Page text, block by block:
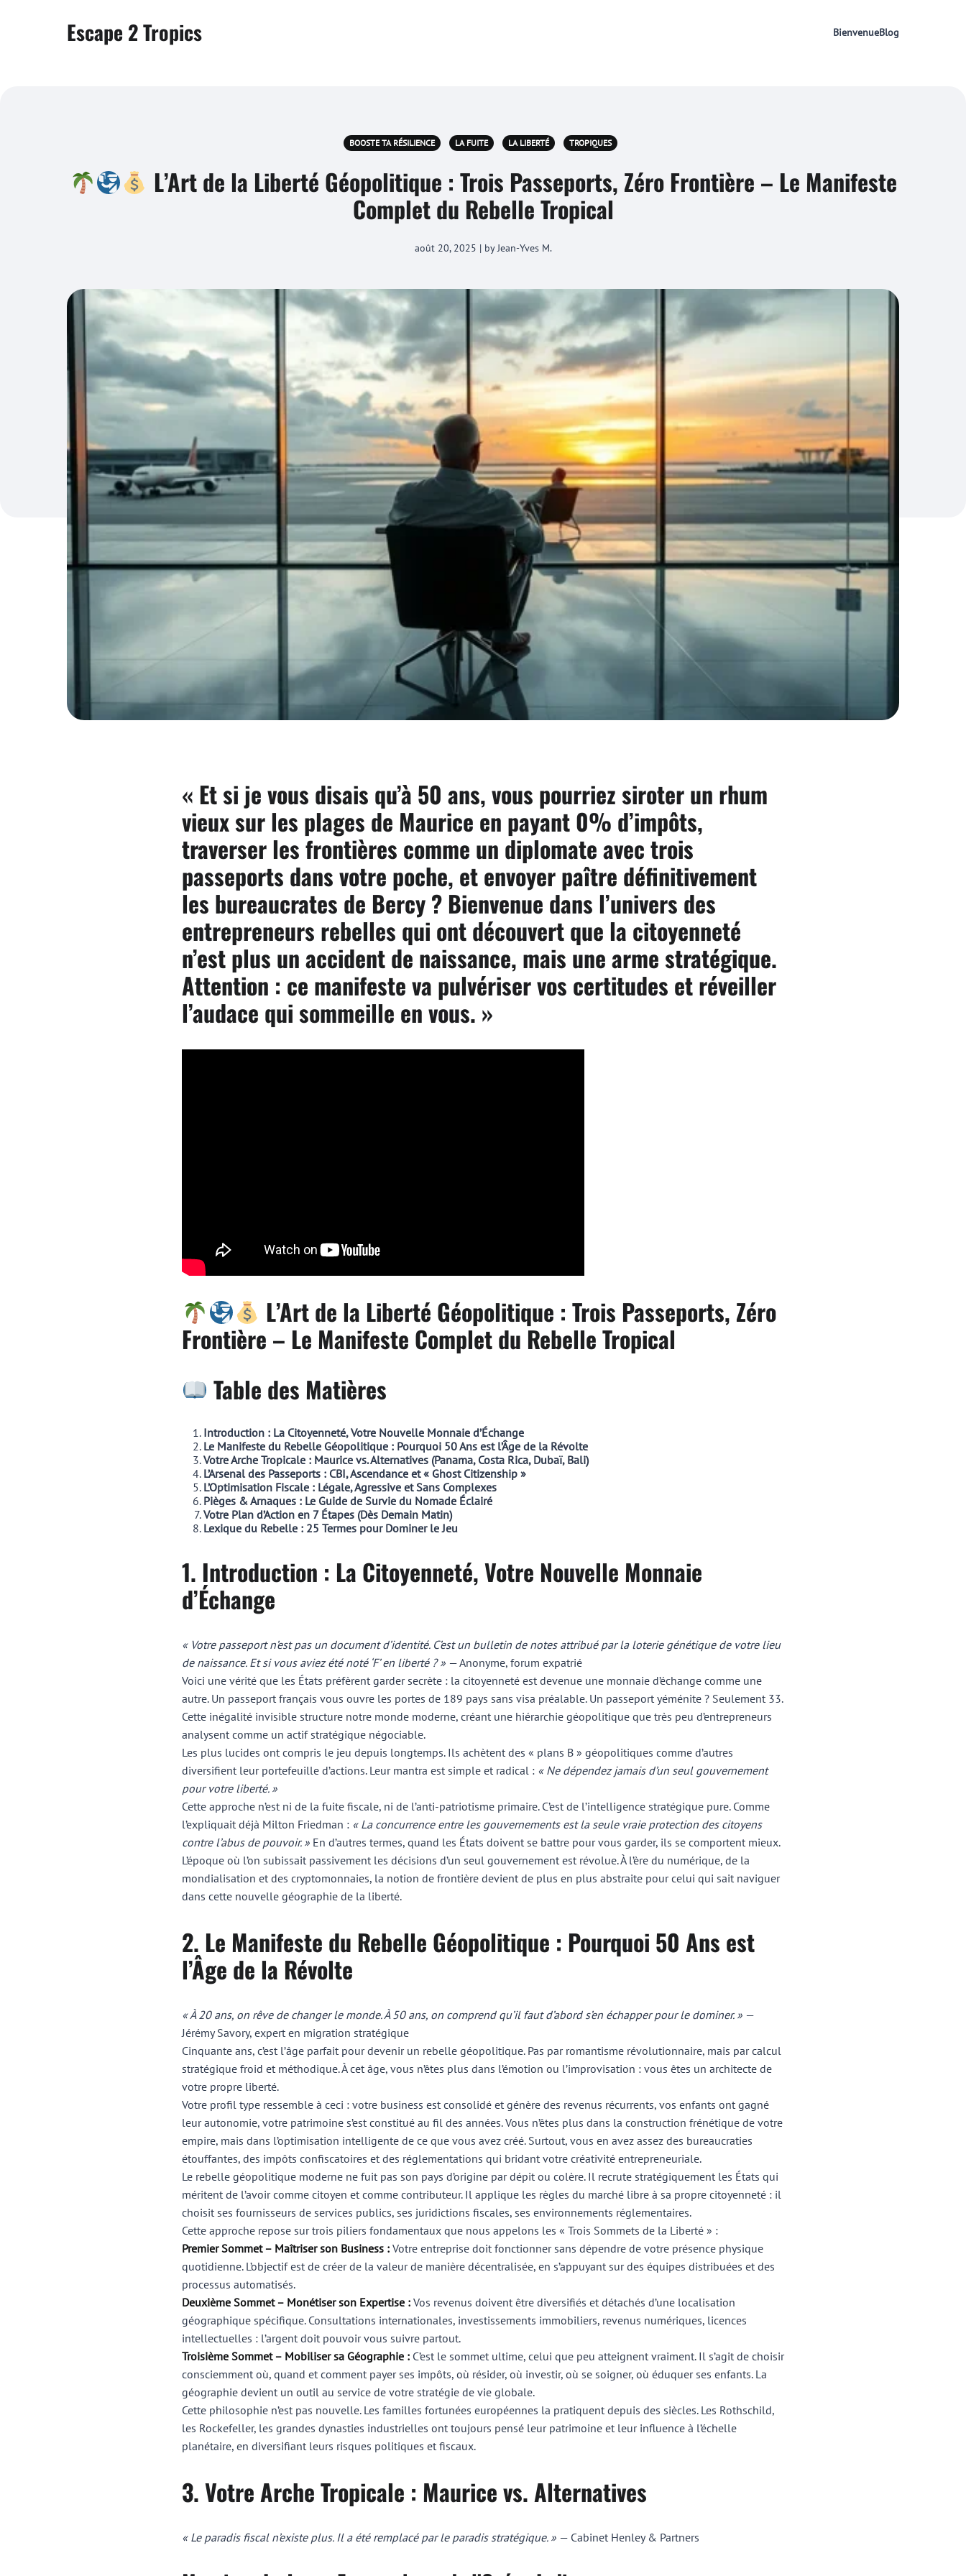
Escape 2 Tropics BienvenueBlog
BOOSTE TA RÉSILIENCE LA FUITE LA LIBERTÉ TROPIQUES
L’Art de la Liberté Géopolitique : Trois Passeports, Zéro Frontière – Le Manifeste
Complet du Rebelle Tropical
août 20, 2025 | by Jean-Yves M.
« Et si je vous disais qu’à 50 ans, vous pourriez siroter un rhum
vieux sur les plages de Maurice en payant 0% d’impôts,
traverser les frontières comme un diplomate avec trois
passeports dans votre poche, et envoyer paître définitivement
les bureaucrates de Bercy ? Bienvenue dans l’univers des
entrepreneurs rebelles qui ont découvert que la citoyenneté
n’est plus un accident de naissance, mais une arme stratégique.
Attention : ce manifeste va pulvériser vos certitudes et réveiller
l’audace qui sommeille en vous. »
L’Art de la Liberté Géopolitique : Trois Passeports, Zéro
Frontière – Le Manifeste Complet du Rebelle Tropical
Table des Matières
Introduction : La Citoyenneté, Votre Nouvelle Monnaie d’Échange
Le Manifeste du Rebelle Géopolitique : Pourquoi 50 Ans est l’Âge de la Révolte
Votre Arche Tropicale : Maurice vs. Alternatives (Panama, Costa Rica, Dubaï, Bali)
L’Arsenal des Passeports : CBI, Ascendance et « Ghost Citizenship »
L’Optimisation Fiscale : Légale, Agressive et Sans Complexes
Pièges & Arnaques : Le Guide de Survie du Nomade Éclairé
Votre Plan d’Action en 7 Étapes (Dès Demain Matin)
Lexique du Rebelle : 25 Termes pour Dominer le Jeu
1. Introduction : La Citoyenneté, Votre Nouvelle Monnaie
d’Échange
« Votre passeport n’est pas un document d’identité. C’est un bulletin de notes attribué par la loterie génétique de votre lieu
de naissance. Et si vous aviez été noté ‘F’ en liberté ? » — Anonyme, forum expatrié
Voici une vérité que les États préfèrent garder secrète : la citoyenneté est devenue une monnaie d’échange comme une
autre. Un passeport français vous ouvre les portes de 189 pays sans visa préalable. Un passeport yéménite ? Seulement 33.
Cette inégalité invisible structure notre monde moderne, créant une hiérarchie géopolitique que très peu d’entrepreneurs
analysent comme un actif stratégique négociable.
Les plus lucides ont compris le jeu depuis longtemps. Ils achètent des « plans B » géopolitiques comme d’autres
diversifient leur portefeuille d’actions. Leur mantra est simple et radical : « Ne dépendez jamais d’un seul gouvernement
pour votre liberté. »
Cette approche n’est ni de la fuite fiscale, ni de l’anti-patriotisme primaire. C’est de l’intelligence stratégique pure. Comme
l’expliquait déjà Milton Friedman : « La concurrence entre les gouvernements est la seule vraie protection des citoyens
contre l’abus de pouvoir. » En d’autres termes, quand les États doivent se battre pour vous garder, ils se comportent mieux.
L’époque où l’on subissait passivement les décisions d’un seul gouvernement est révolue. À l’ère du numérique, de la
mondialisation et des cryptomonnaies, la notion de frontière devient de plus en plus abstraite pour celui qui sait naviguer
dans cette nouvelle géographie de la liberté.
2. Le Manifeste du Rebelle Géopolitique : Pourquoi 50 Ans est
l’Âge de la Révolte
« À 20 ans, on rêve de changer le monde. À 50 ans, on comprend qu’il faut d’abord s’en échapper pour le dominer. » —
Jérémy Savory, expert en migration stratégique
Cinquante ans, c’est l’âge parfait pour devenir un rebelle géopolitique. Pas par romantisme révolutionnaire, mais par calcul
stratégique froid et méthodique. À cet âge, vous n’êtes plus dans l’émotion ou l’improvisation : vous êtes un architecte de
votre propre liberté.
Votre profil type ressemble à ceci : votre business est consolidé et génère des revenus récurrents, vos enfants ont gagné
leur autonomie, votre patrimoine s’est constitué au fil des années. Vous n’êtes plus dans la construction frénétique de votre
empire, mais dans l’optimisation intelligente de ce que vous avez créé. Surtout, vous en avez assez des bureaucraties
étouffantes, des impôts confiscatoires et des réglementations qui bridant votre créativité entrepreneuriale.
Le rebelle géopolitique moderne ne fuit pas son pays d’origine par dépit ou colère. Il recrute stratégiquement les États qui
méritent de l’avoir comme citoyen et comme contributeur. Il applique les règles du marché libre à sa propre citoyenneté : il
choisit ses fournisseurs de services publics, ses juridictions fiscales, ses environnements réglementaires.
Cette approche repose sur trois piliers fondamentaux que nous appelons les « Trois Sommets de la Liberté » :
Premier Sommet – Maîtriser son Business : Votre entreprise doit fonctionner sans dépendre de votre présence physique
quotidienne. L’objectif est de créer de la valeur de manière décentralisée, en s’appuyant sur des équipes distribuées et des
processus automatisés.
Deuxième Sommet – Monétiser son Expertise : Vos revenus doivent être diversifiés et détachés d’une localisation
géographique spécifique. Consultations internationales, investissements immobiliers, revenus numériques, licences
intellectuelles : l’argent doit pouvoir vous suivre partout.
Troisième Sommet – Mobiliser sa Géographie : C’est le sommet ultime, celui que peu atteignent vraiment. Il s’agit de choisir
consciemment où, quand et comment payer ses impôts, où résider, où investir, où se soigner, où éduquer ses enfants. La
géographie devient un outil au service de votre stratégie de vie globale.
Cette philosophie n’est pas nouvelle. Les familles fortunées européennes la pratiquent depuis des siècles. Les Rothschild,
les Rockefeller, les grandes dynasties industrielles ont toujours pensé leur patrimoine et leur influence à l’échelle
planétaire, en diversifiant leurs risques politiques et fiscaux.
3. Votre Arche Tropicale : Maurice vs. Alternatives
« Le paradis fiscal n’existe plus. Il a été remplacé par le paradis stratégique. » — Cabinet Henley & Partners